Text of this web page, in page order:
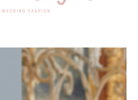
Bruidsjurken